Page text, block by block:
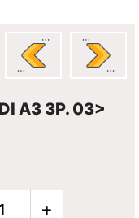
A3 3P. 03>